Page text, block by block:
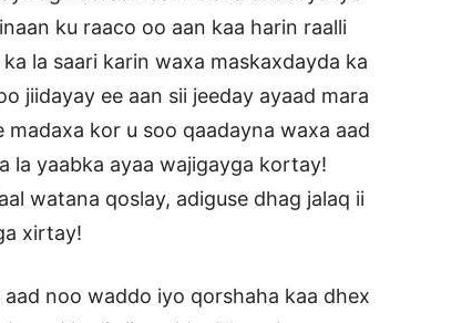
ku raaco oo aan kaa harin raalli
la saari karin waxa maskaxdayda ka
jiidayay ee aan sii jeeday ayaad mara
kor u soo qaadayna waxa aad
la yaabka ayaa wajigayga kortay!
watana qoslay, adiguse dhag jalaq ii
xirtay!
noo waddo iyo qorshaha kaa dhex